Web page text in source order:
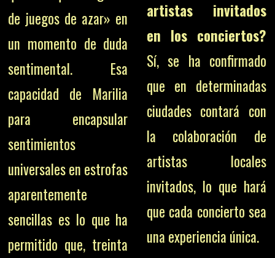
de juegos de azar» en
un momento de duda
sentimental. Esa
capacidad de Marilia
para encapsular
sentimientos
universales en estrofas
aparentemente
sencillas es lo que ha
permitido que, treinta
artistas invitados
en los conciertos?
Sí, se ha confirmado
que en determinadas
ciudades contará con
la colaboración de
artistas locales
invitados, lo que hará
que cada concierto sea
una experiencia única.